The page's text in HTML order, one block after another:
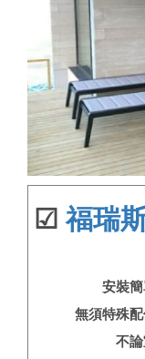
☑福瑞
安裝
無須特殊
不論